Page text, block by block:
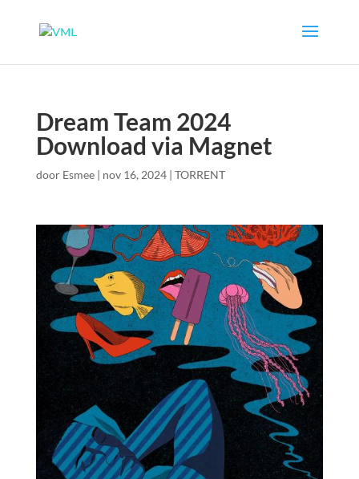
Dream Team 2024
Download via Magnet
door Esmee| nov 16, 2024| TORRENT